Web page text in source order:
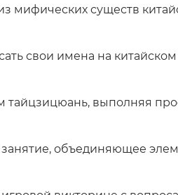
мифических существ
свои имена на
тайцзицюань, выполняя
занятие, объединяющее